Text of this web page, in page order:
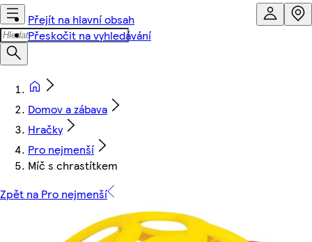
Přejít na hlavní obsah
Přeskočit na vyhledávání
Domov a zábava
Hračky
Pro nejmenší
Míč s chrastítkem
Zpět na Pro nejmenší